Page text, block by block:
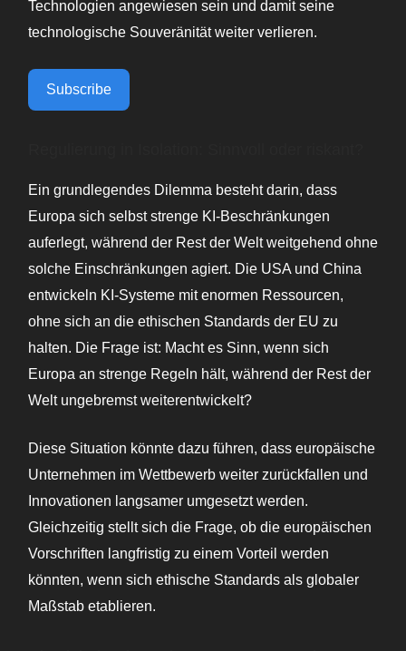
Technologien angewiesen sein und damit seine
technologische Souveränität weiter verlieren.
Subscribe
Ein grundlegendes Dilemma besteht darin, dass
Europa sich selbst strenge KI-Beschränkungen
auferlegt, während der Rest der Welt weitgehend ohne
solche Einschränkungen agiert. Die USA und China
entwickeln KI-Systeme mit enormen Ressourcen,
ohne sich an die ethischen Standards der EU zu
halten. Die Frage ist: Macht es Sinn, wenn sich
Europa an strenge Regeln hält, während der Rest der
Welt ungebremst weiterentwickelt?
Diese Situation könnte dazu führen, dass europäische
Unternehmen im Wettbewerb weiter zurückfallen und
Innovationen langsamer umgesetzt werden.
Gleichzeitig stellt sich die Frage, ob die europäischen
Vorschriften langfristig zu einem Vorteil werden
könnten, wenn sich ethische Standards als globaler
Maßstab etablieren.